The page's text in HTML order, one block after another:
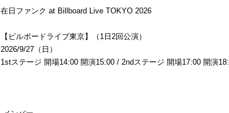
在日ファンク at Billboard Live TOKYO 2026
【ビルボードライブ東京】（1日2回公演）
2026/9/27（日）
1stステージ 開場14:00 開演15:00 / 2ndステージ 開場17:00 開演